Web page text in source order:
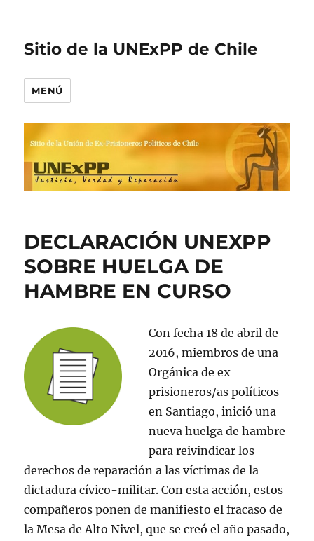
Sitio de la UNExPP de Chile
MENÚ
DECLARACIÓN UNEXPP
SOBRE HUELGA DE
HAMBRE EN CURSO
Con fecha 18 de abril de
2016, miembros de una
Orgánica de ex
prisioneros/as políticos
en Santiago, inició una
nueva huelga de hambre
para reivindicar los
derechos de reparación a las víctimas de la
dictadura cívico-militar. Con esta acción, estos
compañeros ponen de manifiesto el fracaso de
la Mesa de Alto Nivel, que se creó el año pasado,